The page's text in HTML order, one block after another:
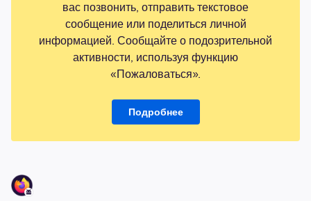
вас позвонить, отправить текстовое
сообщение или поделиться личной
информацией. Сообщайте о подозрительной
активности, используя функцию
«Пожаловаться».
Подробнее